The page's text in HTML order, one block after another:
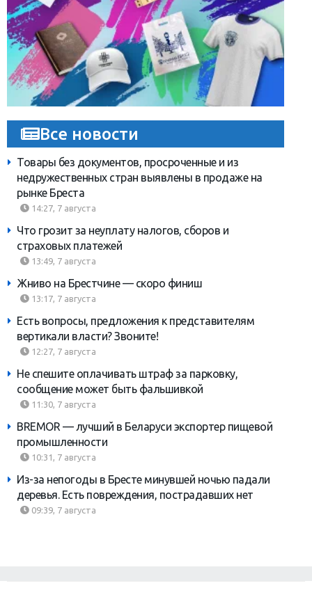
Все новости
Товары без документов, просроченные и из
недружественных стран выявлены в продаже на
рынке Бреста
14:27, 7 августа
Что грозит за неуплату налогов, сборов и
страховых платежей
13:49, 7 августа
Жниво на Брестчине — скоро финиш
13:17, 7 августа
Есть вопросы, предложения к представителям
вертикали власти? Звоните!
12:27, 7 августа
Не спешите оплачивать штраф за парковку,
сообщение может быть фальшивкой
11:30, 7 августа
BREMOR — лучший в Беларуси экспортер пищевой
промышленности
10:31, 7 августа
Из-за непогоды в Бресте минувшей ночью падали
деревья. Есть повреждения, пострадавших нет
09:39, 7 августа